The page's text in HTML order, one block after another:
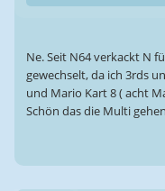
Ne. Seit N64 verkackt N
gewechselt, da ich 3rds
und Mario Kart 8 ( acht
Schön das die Multi